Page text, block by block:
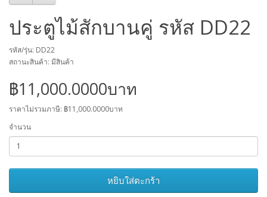
ประตูไม้สักบานคู่ รหัส DD22
รหัส/รุ่น: DD22
สถานะสินค้า: มีสินค้า
฿11,000.0000บาท
ราคาไม่รวมภาษี: ฿11,000.0000บาท
จำนวน
หยิบใส่ตะกร้า